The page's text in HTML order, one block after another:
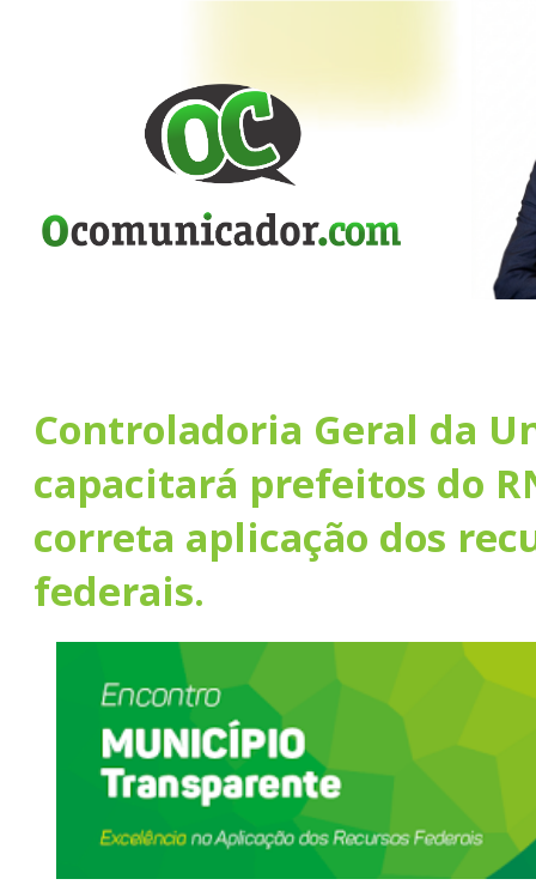
Controladoria Geral da
capacitará prefeitos do
correta aplicação dos
federais.